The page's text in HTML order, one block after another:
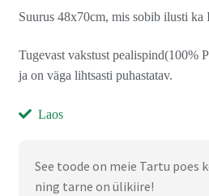
Suurus 48x70cm, mis sobib ilusti
Tugevast vakstust pealispind(100%
ja on väga lihtsasti puhastatav.
Laos
See toode on meie Tartu poes
ning tarne on ülikiire!